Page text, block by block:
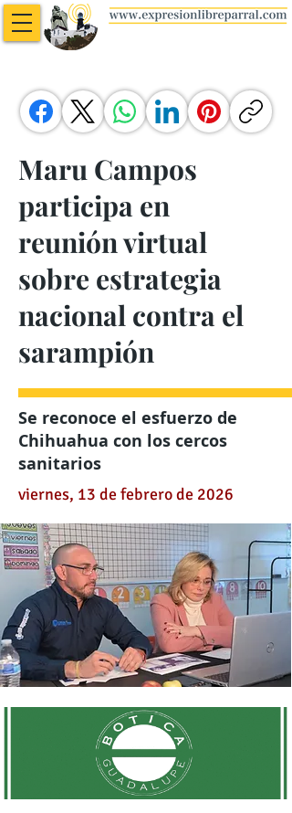
Maru Campos
participa en
reunión virtual
sobre estrategia
nacional contra el
sarampión
Se reconoce el esfuerzo de
Chihuahua con los cercos
sanitarios
viernes, 13 de febrero de 2026